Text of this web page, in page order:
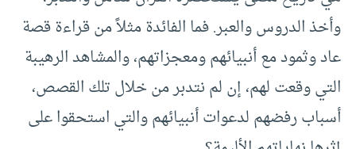
وأخذ الدروس والعبر. فما الفائدة مثلاً من قراءة قصة
عاد وثمود مع أنبيائهم ومعجزاتهم، والمشاهد الرهيبة
التي وقعت لهم، إن لم نتدبر من خلال تلك القصص،
أسباب رفضهم لدعوات أنبيائهم والتي استحقوا على